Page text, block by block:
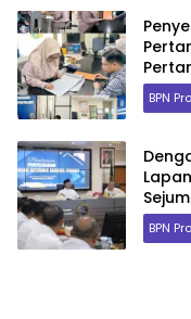
BPN
Jawa
BPN